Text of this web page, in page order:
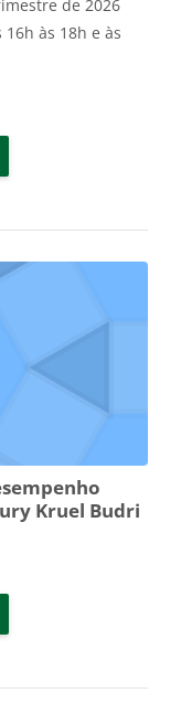
de 2026
às 18h e às
Kruel Budri